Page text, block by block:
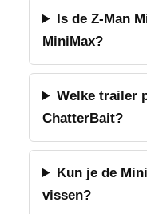
Is de Z-Man
MiniMax?
Welke trailer
ChatterBait?
Kun je de
vissen?